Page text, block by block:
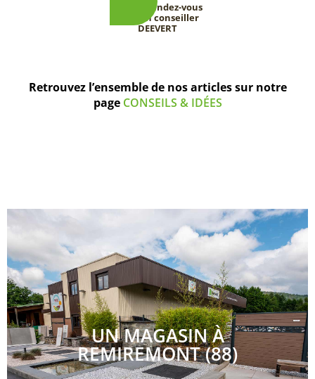
Prenez rendez-vous
avec un conseiller
DEEVERT
Retrouvez l’ensemble de nos articles sur notre
page CONSEILS & IDÉES
UN MAGASIN À
REMIREMONT (88)